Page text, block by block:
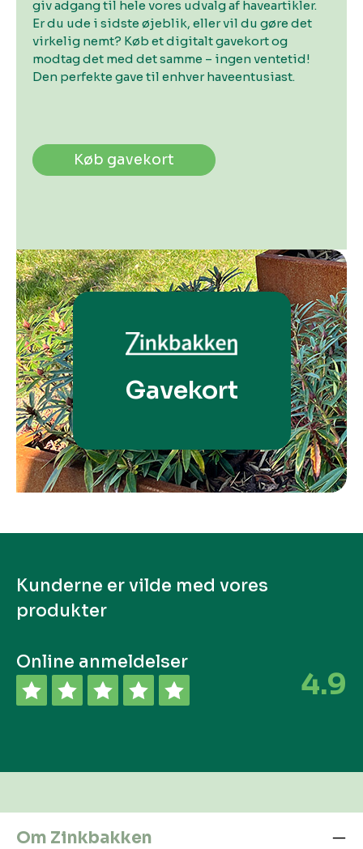
giv adgang til hele vores udvalg af haveartikler.
Er du ude i sidste øjeblik, eller vil du gøre det
virkelig nemt? Køb et digitalt gavekort og
modtag det med det samme – ingen ventetid!
Den perfekte gave til enhver haveentusiast.
Køb gavekort
Gavekort
Kunderne er vilde med vores
produkter
Online anmeldelser
4.9
Om Zinkbakken